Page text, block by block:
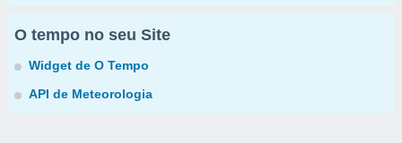
O tempo no seu Site
Widget de O Tempo
API de Meteorologia